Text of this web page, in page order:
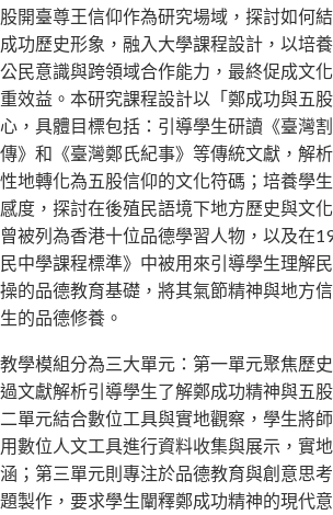
股開臺尊王信仰作為研究場域，探討如何
成功歷史形象，融入大學課程設計，以培
公民意識與跨領域合作能力，最終促成文
重效益。本研究課程設計以「鄭成功與五
心，具體目標包括：引導學生研讀《臺灣
傳》和《臺灣鄭氏紀事》等傳統文獻，解
性地轉化為五股信仰的文化符碼；培養學
感度，探討在後殖民語境下地方歷史與文
曾被列為香港十位品德學習人物，以及在
民中學課程標準》中被用來引導學生理解
操的品德教育基礎，將其氣節精神與地方
生的品德修養。
教學模組分為三大單元：第一單元聚焦歷
過文獻解析引導學生了解鄭成功精神與五
二單元結合數位工具與實地觀察，學生將
用數位人文工具進行資料收集與展示，實
涵；第三單元則專注於品德教育與創意思
題製作，要求學生闡釋鄭成功精神的現代